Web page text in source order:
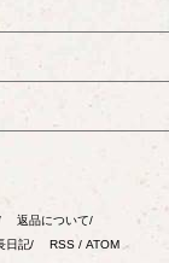
返品について/
日記/ RSS / ATOM